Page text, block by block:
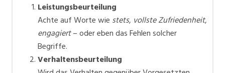
Leistungsbeurteilung
Achte auf Worte wie stets, vollste Zufriedenheit,
engagiert– oder eben das Fehlen solcher
Begriffe.
Verhaltensbeurteilung